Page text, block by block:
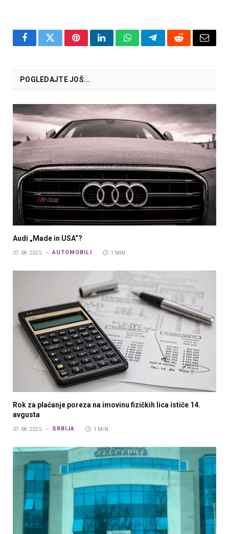
FacebookTwitterPinterestLinkedInWhatsAppTelegramRedditEmail
POGLEDAJTE JOŠ...
Audi „Made in USA“?
07.08.2025. AUTOMOBILI 1 MIN.
Rok za plaćanje poreza na imovinu fizičkih lica ističe 14.
avgusta
07.08.2025. SRBIJA 1 MIN.